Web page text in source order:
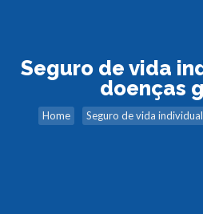
Seguro de vida
doenças
Home Seguro de vida